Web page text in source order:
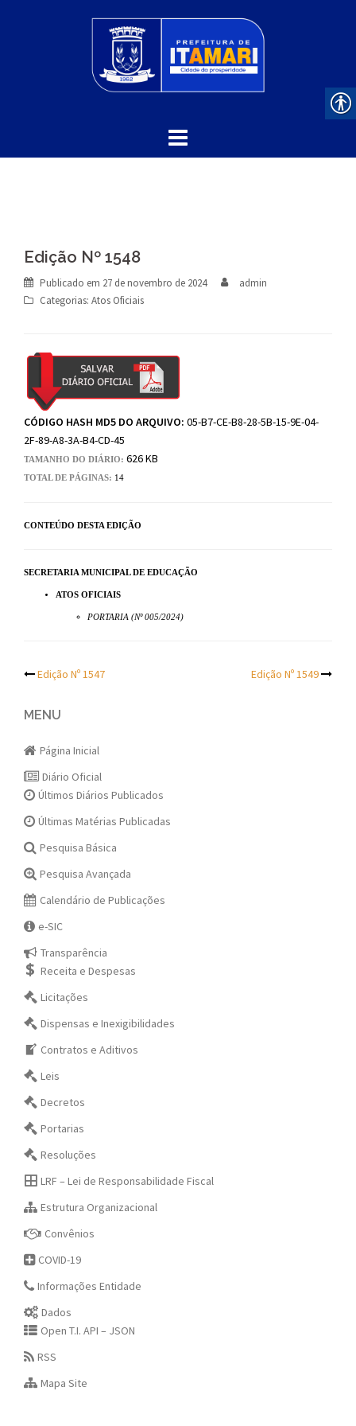
Edição Nº 1548
Publicado em 27 de novembro de 2024
admin
Categorias: Atos Oficiais
CÓDIGO HASH MD5 DO ARQUIVO: 05-B7-CE-B8-28-5B-15-9E-04-
2F-89-A8-3A-B4-CD-45
TAMANHO DO DIÁRIO: 626 KB
TOTAL DE PÁGINAS: 14
CONTEÚDO DESTA EDIÇÃO
SECRETARIA MUNICIPAL DE EDUCAÇÃO
ATOS OFICIAIS
PORTARIA (Nº 005/2024)
Post
navigation
Edição Nº 1547 Edição Nº 1549
MENU
Página Inicial
Diário Oficial
Últimos Diários Publicados
Últimas Matérias Publicadas
Pesquisa Básica
Pesquisa Avançada
Calendário de Publicações
e-SIC
Transparência
Receita e Despesas
Licitações
Dispensas e Inexigibilidades
Contratos e Aditivos
Leis
Decretos
Portarias
Resoluções
LRF – Lei de Responsabilidade Fiscal
Estrutura Organizacional
Convênios
COVID-19
Informações Entidade
Dados
Open T.I. API – JSON
RSS
Mapa Site